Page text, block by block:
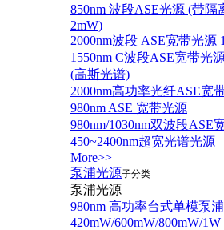
850nm 波段ASE光源 (带
2mW)
2000nm波段 ASE宽带光源
1550nm C波段ASE宽带光
(高斯光谱)
2000nm高功率光纤ASE宽
980nm ASE 宽带光源
980nm/1030nm双波段ASE
450~2400nm超宽光谱光源
More>>
泵浦光源子分类
泵浦光源
980nm 高功率台式单模泵
420mW/600mW/800mW/1W